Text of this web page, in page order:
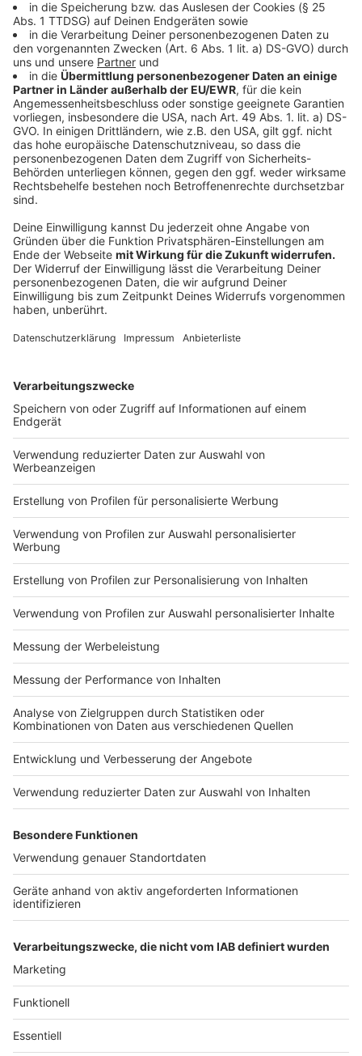
Klausel. Rechtsgrundlage sei demnach das Vorliegen
eines "berechtigten Interesses" an der
Datenverarbeitung. Die Schufa speichert zudem
persönliche Daten wie Name, Geburtsdatum und
Anschrift, hat aber keine Informationen etwa über das
Einkommen einer Person.
Anzeige
Welcher Schufa-Score normal ist
Anzeige
Anhand der gesammelten Daten errechnet sich der
Basisscore. Dieser beschreibt auf einer Skala von 0 bis
100 Prozent eine Wahrscheinlichkeit, mit der ein
Verbraucher finanziellen Verpflichtungen nachkommen
74,2 Prozent befinden sich in der
höchsten Kategorie "Hervorragend", 12,6 Prozent in
landen automatisch alle Personen mit offenen
Zahlungsausfällen, derzeit werden 8,9 Prozent mit
dem Scorewert von "Ungenügend" geführt.
Wer darf eine Schufa-Auskunft einholen und
was steht drin?
Anzeige
Unternehmen, aber auch Einzelpersonen wie Vermieter
einholen. Von der Schufa erhält dann zum Beispiel eine
Verpflichtungen des Kunden, sondern dessen Score.
Und obwohl dieser Wert großen Einfluss hat, hängt
nicht von ihm alleine ab, ob ein Geschäft zustande
kommt oder ein Kredit gewährt wird. Kreditgeber
berücksichtigen weitere Faktoren wie zum Beispiel die
Anzeige